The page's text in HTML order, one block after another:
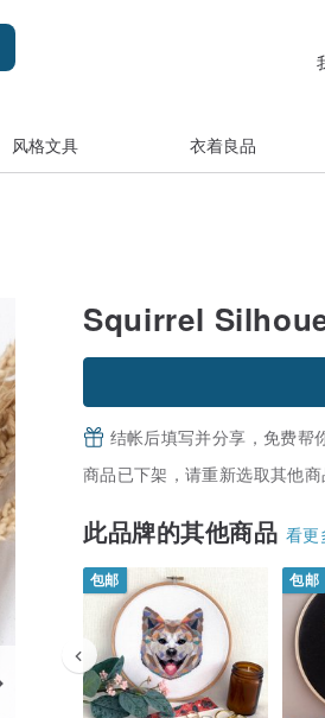
风格文具 衣着良品
Squirrel
结帐后填写并分享，免费帮
商品已下架，请重新选取其他商
此品牌的其他商品 看更
包邮 包邮